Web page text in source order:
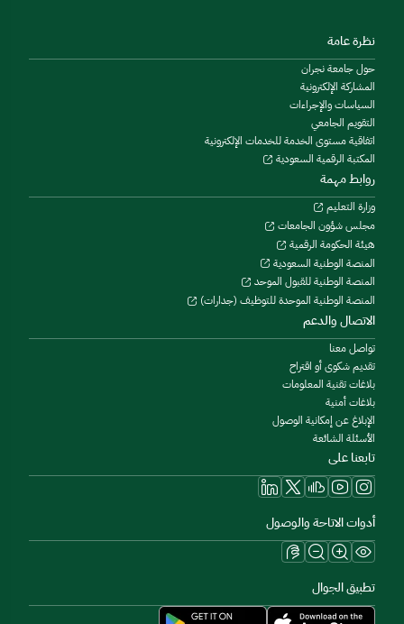
نظرة عامة
حول جامعة نجران
المشاركة الإلكترونية
السياسات والإجراءات
التقويم الجامعي
اتفاقية مستوى الخدمة للخدمات الإلكترونية
المكتبة الرقمية السعودية
روابط مهمة
وزارة التعليم
مجلس شؤون الجامعات
هيئة الحكومة الرقمية
المنصة الوطنية السعودية
المنصة الوطنية للقبول الموحد
المنصة الوطنية الموحدة للتوظيف (جدارات)
الاتصال والدعم
تواصل معنا
تقديم شكوى أو اقتراح
بلاغات تقنية المعلومات
بلاغات أمنية
الإبلاغ عن إمكانية الوصول
الأسئلة الشائعة
تابعنا على
أدوات الاتاحة والوصول
تطبيق الجوال